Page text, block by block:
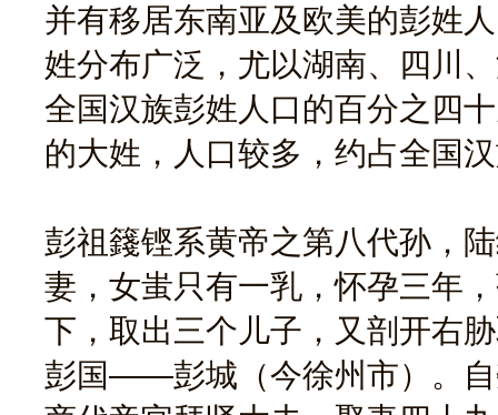
并有移居东南亚及欧美的彭姓
姓分布广泛，尤以湖南、四川
全国汉族彭姓人口的百分之四
的大姓，人口较多，约占全国
彭祖籛铿系黄帝之第八代孙，
妻，女蚩只有一乳，怀孕三年
下，取出三个儿子，又剖开右
彭国——彭城（今徐州市）。自